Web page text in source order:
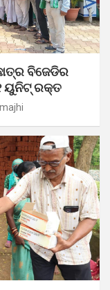
ବିଜେଡିର
ୟୁନିଟ୍ ରକ୍ତ